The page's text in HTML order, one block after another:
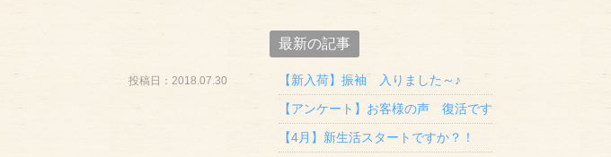
投稿日：2018.07.30
最新の記事
【新入荷】振袖 入りました～♪
【アンケート】お客様の声 復活です
【4月】新生活スタートですか？！